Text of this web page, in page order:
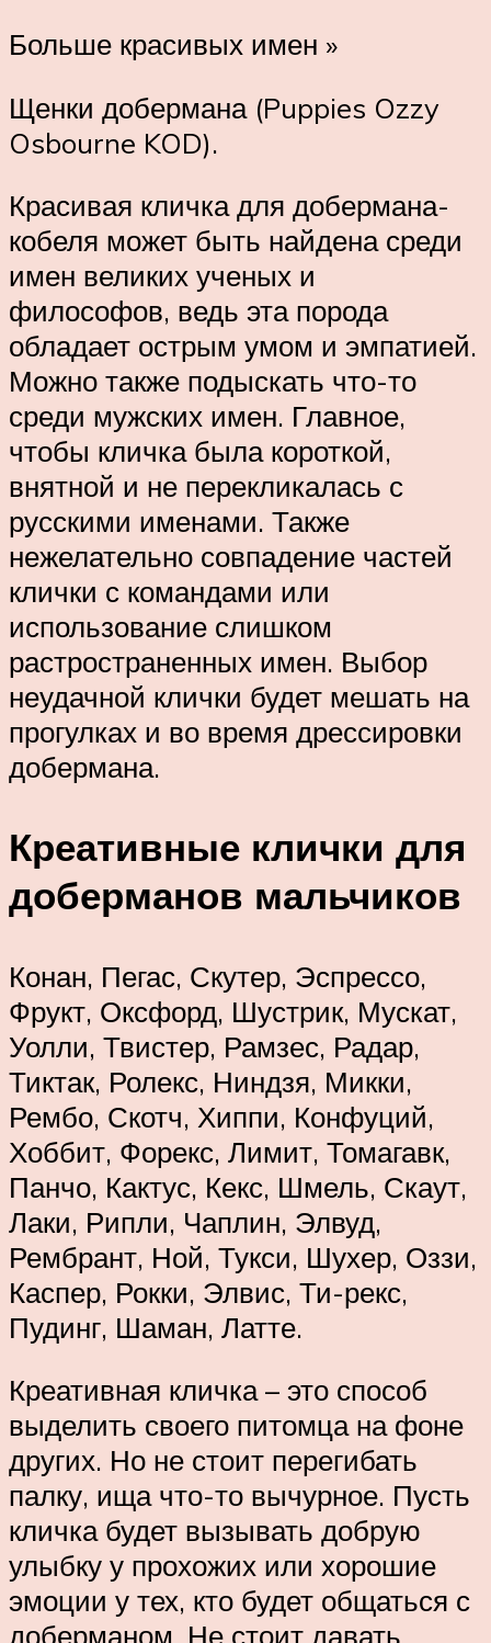
Больше красивых имен »
Щенки добермана (Puppies Ozzy
Osbourne KOD).
Красивая кличка для добермана-
кобеля может быть найдена среди
имен великих ученых и
философов, ведь эта порода
обладает острым умом и эмпатией.
Можно также подыскать что-то
среди мужских имен. Главное,
чтобы кличка была короткой,
внятной и не перекликалась с
русскими именами. Также
нежелательно совпадение частей
клички с командами или
использование слишком
растространенных имен. Выбор
неудачной клички будет мешать на
прогулках и во время дрессировки
добермана.
Креативные клички для
доберманов мальчиков
Конан, Пегас, Скутер, Эспрессо,
Фрукт, Оксфорд, Шустрик, Мускат,
Уолли, Твистер, Рамзес, Радар,
Тиктак, Ролекс, Ниндзя, Микки,
Рембо, Скотч, Хиппи, Конфуций,
Хоббит, Форекс, Лимит, Томагавк,
Панчо, Кактус, Кекс, Шмель, Скаут,
Лаки, Рипли, Чаплин, Элвуд,
Рембрант, Ной, Тукси, Шухер, Оззи,
Каспер, Рокки, Элвис, Ти-рекс,
Пудинг, Шаман, Латте.
Креативная кличка – это способ
выделить своего питомца на фоне
других. Но не стоит перегибать
палку, ища что-то вычурное. Пусть
кличка будет вызывать добрую
улыбку у прохожих или хорошие
эмоции у тех, кто будет общаться с
доберманом. Не стоит давать